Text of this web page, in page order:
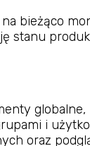
bieżąco
stanu
globalne,
i
oraz